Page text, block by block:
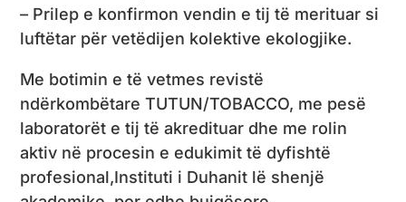
– Prilep e konfirmon vendin e tij të merituar si
luftëtar për vetëdijen kolektive ekologjike.
Me botimin e të vetmes revistë
ndërkombëtare TUTUN/TOBACCO, me pesë
laboratorët e tij të akredituar dhe me rolin
aktiv në procesin e edukimit të dyfishtë
profesional,Instituti i Duhanit lë shenjë